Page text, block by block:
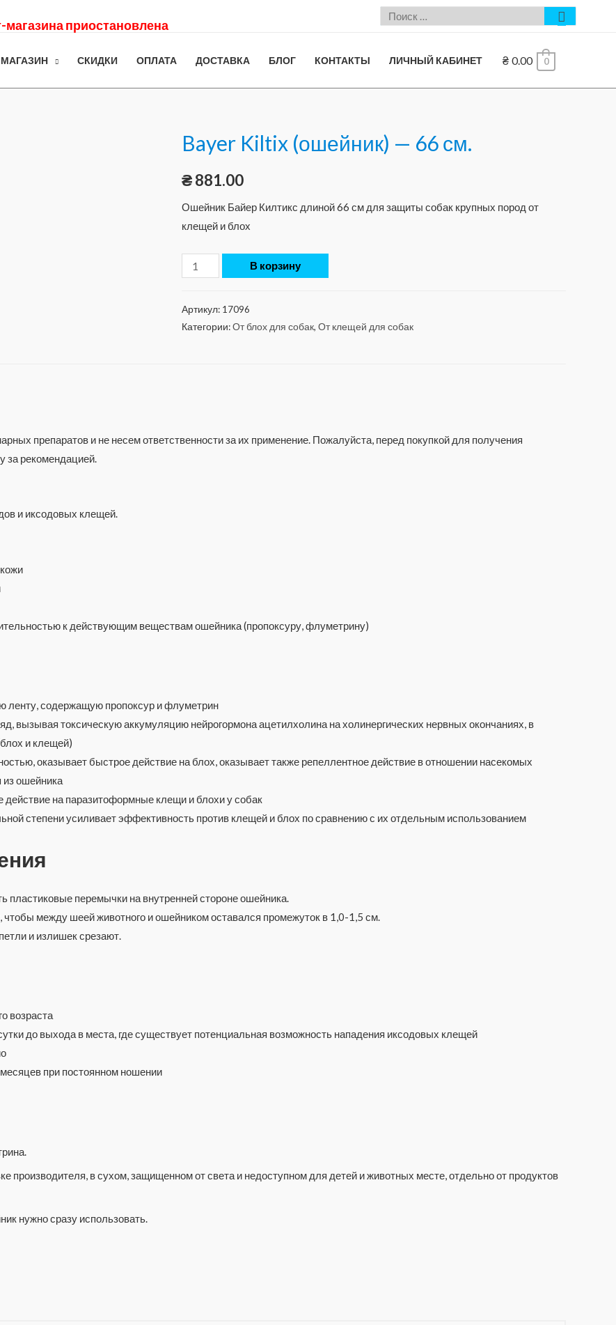
магазина приостановлена
МАГАЗИН СКИДКИ ОПЛАТА ДОСТАВКА БЛОГ КОНТАКТЫ ЛИЧНЫЙ КАБИНЕТ ₴ 0.00 0
Bayer Kiltix (ошейник) — 66 см.
₴881.00
Ошейник Байер Килтикс длиной 66 см для защиты собак крупных пород от
клещей и блох
В корзину
Артикул: 17096
Категории:От блох для собак, От клещей для собак
препаратов и не несем ответственности за их применение. Пожалуйста, перед покупкой для получения
за рекомендацией.
и иксодовых клещей.
к действующим веществам ошейника (пропоксуру, флуметрину)
ленту, содержащую пропоксур и флуметрин
вызывая токсическую аккумуляцию нейрогормона ацетилхолина на холинергических нервных окончаниях, в
и клещей)
оказывает быстрое действие на блох, оказывает также репеллентное действие в отношении насекомых
ошейника
на паразитоформные клещи и блохи у собак
степени усиливает эффективность против клещей и блох по сравнению с их отдельным использованием
пластиковые перемычки на внутренней стороне ошейника.
чтобы между шеей животного и ошейником оставался промежуток в 1,0-1,5 см.
и излишек срезают.
возраста
до выхода в места, где существует потенциальная возможность нападения иксодовых клещей
при постоянном ношении
производителя, в сухом, защищенном от света и недоступном для детей и животных месте, отдельно от продуктов
нужно сразу использовать.